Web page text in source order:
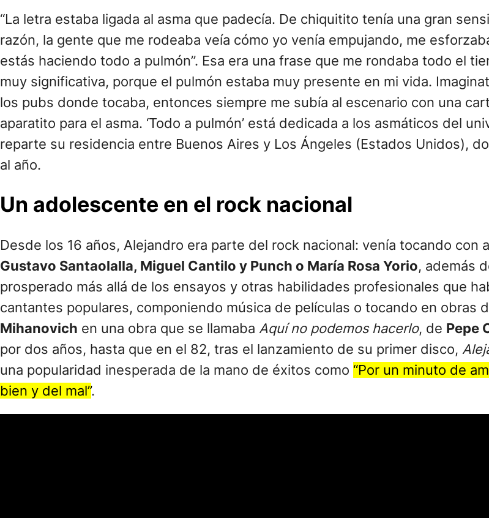
“La letra estaba ligada al asma que padecía. De chiquitito tenía una gran
razón, la gente que me rodeaba veía cómo yo venía empujando, me
estás haciendo todo a pulmón”. Esa era una frase que me rondaba todo el
muy significativa, porque el pulmón estaba muy presente en mi vida.
los pubs donde tocaba, entonces siempre me subía al escenario con una
aparatito para el asma. ‘Todo a pulmón’ está dedicada a los asmáticos del
reparte su residencia entre Buenos Aires y Los Ángeles (Estados Unidos),
al año.
Un adolescente en el rock nacional
Desde los 16 años, Alejandro era parte del rock nacional: venía tocando con
Gustavo Santaolalla, Miguel Cantilo y Punch o María Rosa Yorio, además
prosperado más allá de los ensayos y otras habilidades profesionales que
cantantes populares, componiendo música de películas o tocando en obras
Mihanovich en una obra que se llamaba Aquí no podemos hacerlo, de Pepe
por dos años, hasta que en el 82, tras el lanzamiento de su primer disco,
una popularidad inesperada de la mano de éxitos como “Por un minuto de
bien y del mal”.